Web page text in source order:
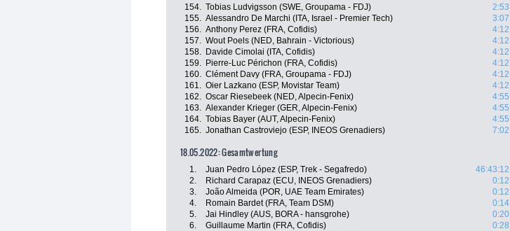
154. Tobias Ludvigsson (SWE, Groupama - FDJ)
2:53
155. Alessandro De Marchi (ITA, Israel - Premier Tech)
3:07
156. Anthony Perez (FRA, Cofidis)
4:12
157. Wout Poels (NED, Bahrain - Victorious)
4:12
158.
Davide Cimolai (ITA, Cofidis)
4:12
159.
Pierre-Luc Périchon (FRA, Cofidis)
4:12
160. Clément Davy (FRA, Groupama - FDJ)
4:12
161. Oier Lazkano (ESP, Movistar Team)
4:12
162. Oscar Riesebeek (NED, Alpecin-Fenix)
4:55
163. Alexander Krieger (GER, Alpecin-Fenix)
4:55
164. Tobias Bayer (AUT, Alpecin-Fenix)
4:55
165. Jonathan Castroviejo (ESP, INEOS Grenadiers) 7:02
18.05.2022: Gesamtwertung
1. Juan Pedro López (ESP, Trek - Segafredo)
46:43:12
2.
Richard Carapaz (ECU, INEOS Grenadiers)
0:12
3.
João Almeida (POR, UAE Team Emirates)
0:12
4.
Romain Bardet (FRA, Team DSM)
0:14
5.
Jai Hindley (AUS, BORA - hansgrohe)
0:20
6.
Guillaume Martin (FRA, Cofidis)
0:28